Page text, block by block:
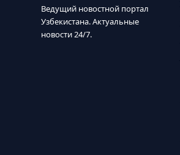
Ведущий новостной портал
Узбекистана. Актуальные
новости 24/7.